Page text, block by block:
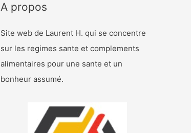
A propos
Site web de Laurent H. qui se concentre
sur les regimes sante et complements
alimentaires pour une sante et un
bonheur assumé.